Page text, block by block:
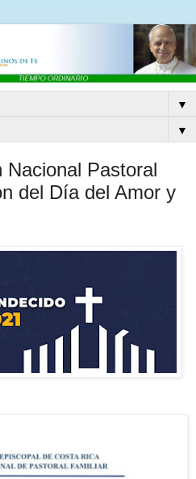
▼
▼
Nacional Pastoral
del Día del Amor y